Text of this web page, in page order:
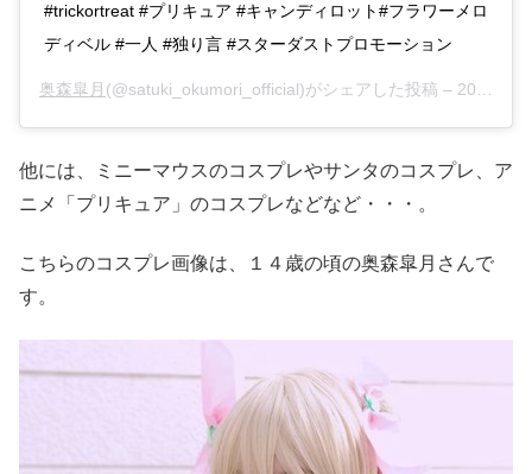
#trickortreat #プリキュア #キャンディロット#フラワーメロ
ディベル #一人 #独り言 #スターダストプロモーション
奥森皐月 (@satuki_okumori_official)がシェアした投稿 – 2020年10月月31日午前6時07分PDT
他には、ミニーマウスのコスプレやサンタのコスプレ、ア
ニメ「プリキュア」のコスプレなどなど・・・。
こちらのコスプレ画像は、１４歳の頃の奥森皐月さんで
す。